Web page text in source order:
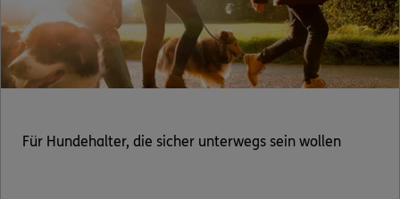
Für Hundehalter, die sicher unterwegs sein wollen